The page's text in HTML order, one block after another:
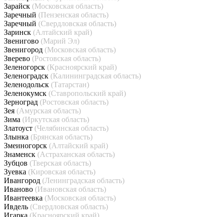
Зарайск (Московская область)
Заречный (Пензенская область)
Заречный (Свердловская область)
Заринск (Алтайский край)
Звенигово (Марий Эл)
Звенигород (Московская область)
Зверево (Ростовская область)
Зеленогорск (Красноярский край)
Зеленоградск (Калининградская область)
Зеленодольск (Татарстан)
Зеленокумск (Ставропольский край)
Зерноград (Ростовская область)
Зея (Амурская область)
Зима (Иркутская область)
Златоуст (Челябинская область)
Злынка (Брянская область)
Змеиногорск (Алтайский край)
Знаменск (Астраханская область)
Зубцов (Тверская область)
Зуевка (Кировская область)
Ивангород (Ленинградская область)
Иваново (Ивановская область)
Ивантеевка (Московская область)
Ивдель (Свердловская область)